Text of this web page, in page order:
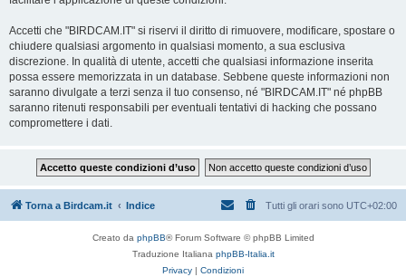
Accetti che "BIRDCAM.IT" si riservi il diritto di rimuovere, modificare, spostare o
chiudere qualsiasi argomento in qualsiasi momento, a sua esclusiva
discrezione. In qualità di utente, accetti che qualsiasi informazione inserita
possa essere memorizzata in un database. Sebbene queste informazioni non
saranno divulgate a terzi senza il tuo consenso, né "BIRDCAM.IT" né phpBB
saranno ritenuti responsabili per eventuali tentativi di hacking che possano
compromettere i dati.
Torna a Birdcam.it Indice Tutti gli orari sono UTC+02:00
Creato da phpBB® Forum Software © phpBB Limited
Traduzione Italiana phpBB-Italia.it
Privacy | Condizioni